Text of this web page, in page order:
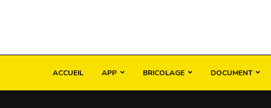
ACCUEIL APP BRICOLAGE DOCUMENT